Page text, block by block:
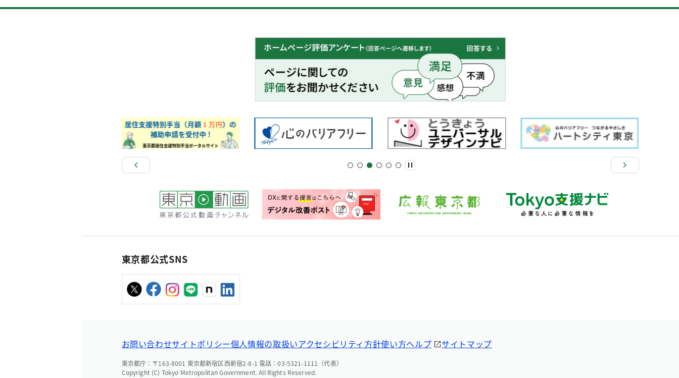
東京都公式SNS
お問い合わせサイトポリシー個人情報の取扱いアクセシビリティ方針使い方ヘルプ サイトマップ
東京都庁：〒163-8001 東京都新宿区西新宿2-8-1 電話：03-5321-1111（代表）
Copyright (C) Tokyo Metropolitan Government. All Rights Reserved.